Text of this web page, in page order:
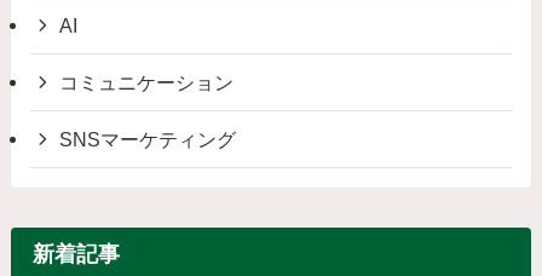
AI
コミュニケーション
SNSマーケティング
新着記事